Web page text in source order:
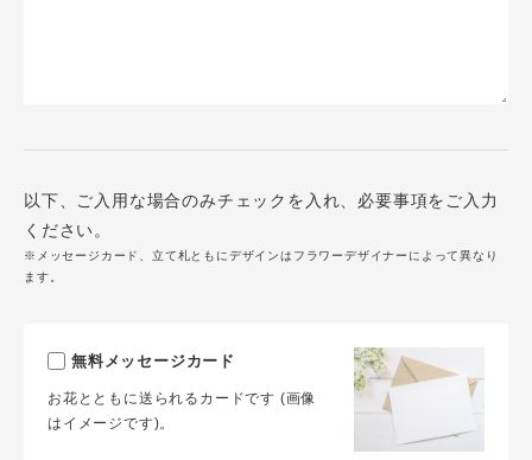
以下、ご入用な場合のみチェックを入れ、必要事項をご入力
ください。
※メッセージカード、立て札ともにデザインはフラワーデザイナーによって異なり
ます。
無料メッセージカード
お花とともに送られるカードです (画像
はイメージです)。